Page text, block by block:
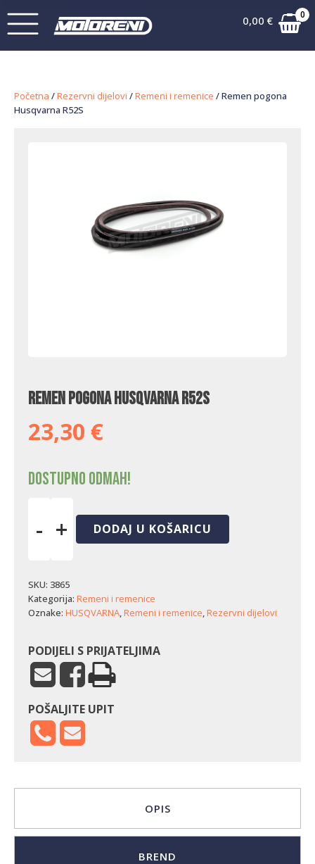
0,00 € 0
Početna /Rezervni dijelovi /Remeni i remenice / Remen pogona
Husqvarna R52S
Remen pogona Husqvarna R52S
23,30 €
Dostupno odmah!
-
R52S
količina
+ DODAJ U KOŠARICU
SKU: 3865
Kategorija: Remeni i remenice
Oznake: HUSQVARNA,Remeni i remenice,Rezervni dijelovi
PODIJELI S PRIJATELJIMA
POŠALJITE UPIT
OPIS
BREND